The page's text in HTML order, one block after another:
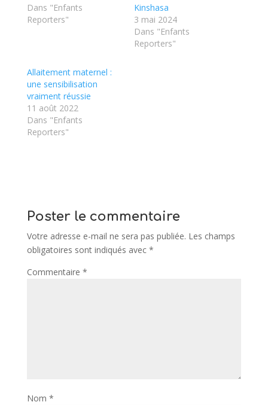
Dans "Enfants
Reporters"
Kinshasa
3 mai 2024
Dans "Enfants
Reporters"
Allaitement maternel :
une sensibilisation
vraiment réussie
11 août 2022
Dans "Enfants
Reporters"
Poster le commentaire
Votre adresse e-mail ne sera pas publiée. Les champs
obligatoires sont indiqués avec *
Commentaire *
Nom *